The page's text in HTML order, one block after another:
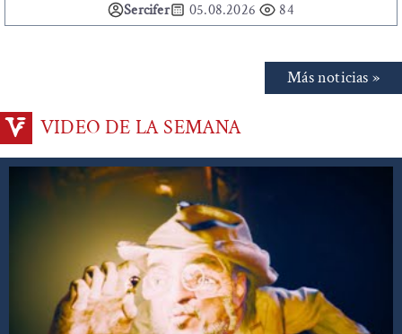
Sercifer 05.08.2026 84
Más noticias »
VIDEO DE LA SEMANA